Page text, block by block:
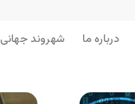
درباره ما شهروند جهانی